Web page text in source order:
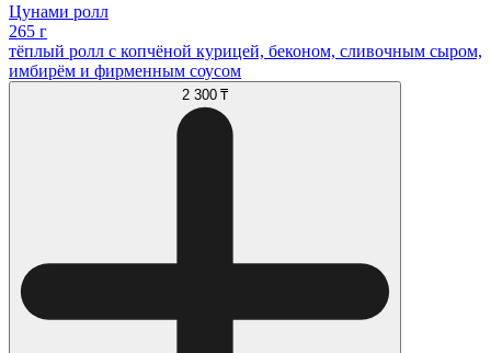
Цунами ролл
265 г
тёплый ролл с копчёной курицей, беконом, сливочным сыром,
имбирём и фирменным соусом
2 300 ₸